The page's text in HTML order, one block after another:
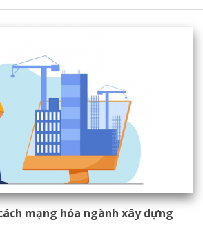
mạng hóa ngành xây dựng